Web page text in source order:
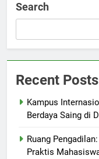
Search
Recent Posts
Kampus
Berdaya Saing di
Ruang
Praktis